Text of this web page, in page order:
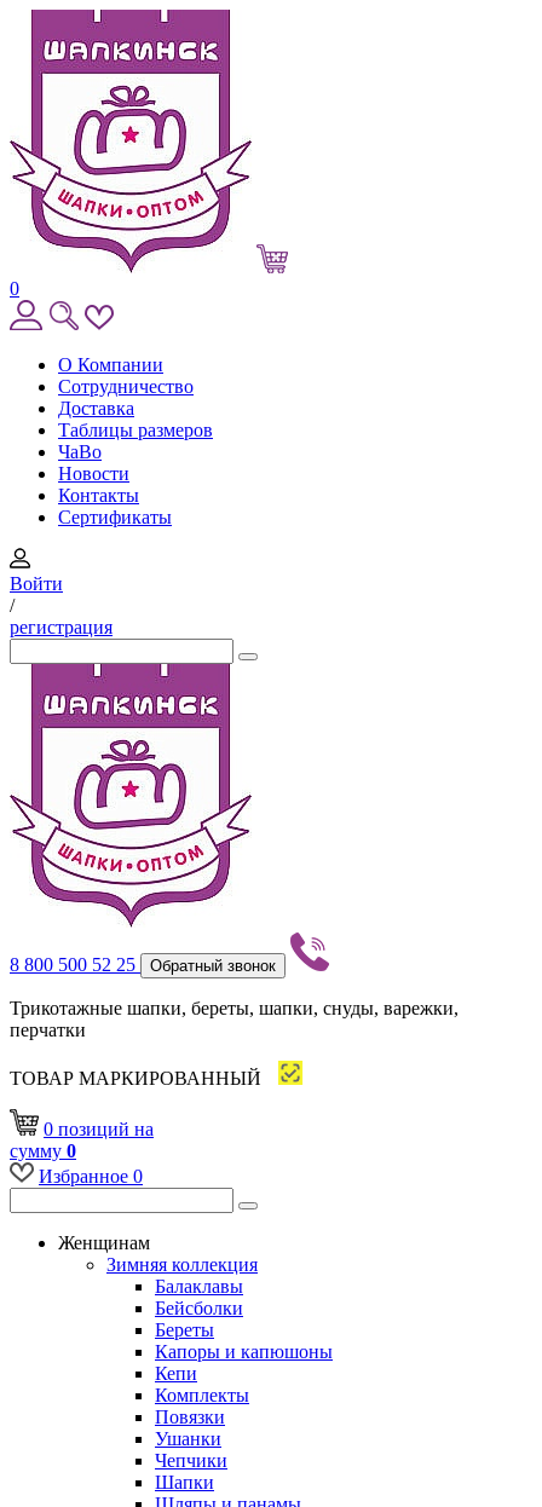
0
О Компании
Сотрудничество
Доставка
Таблицы размеров
ЧаВо
Новости
Контакты
Сертификаты
Войти
/
регистрация
8 800 500 52 25 Обратный звонок
Трикотажные шапки, береты, шапки, снуды, варежки,
перчатки
ТОВАР МАРКИРОВАННЫЙ
0 позиций на
сумму 0
Избранное 0
Женщинам
Зимняя коллекция
Балаклавы
Бейсболки
Береты
Капоры и капюшоны
Кепи
Комплекты
Повязки
Ушанки
Чепчики
Шапки